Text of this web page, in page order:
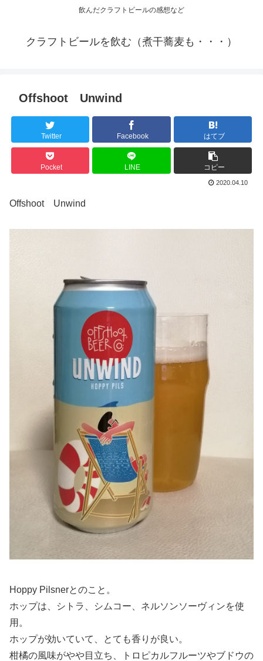
飲んだクラフトビールの感想など
クラフトビールを飲む（煮干蕎麦も・・・）
Offshoot Unwind
Twitter Facebook はてブ
Pocket LINE コピー
2020.04.10
Offshoot Unwind
Hoppy Pilsnerとのこと。
ホップは、シトラ、シムコー、ネルソンソーヴィンを使
用。
ホップが効いていて、とても香りが良い。
柑橘の風味がやや目立ち、トロピカルフルーツやブドウの